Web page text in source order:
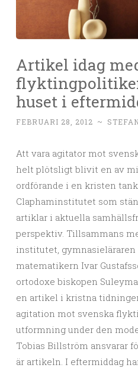
Artikel idag
huset i
FEBRUARI 28, 2012 ~
Att vara agitator mot
helt plötsligt blivit en av
ordförande i en kristen
Claphaminstitutet som
artiklar i aktuella
perspektiv. Tillsammans
institutet, gymnasieläraren
matematikern Ivar
ortodoxe biskopen
en artikel i kristna
agitation mot svenska
utformning under den
Tobias Billström ansvarar
är artikeln. I eftermiddag